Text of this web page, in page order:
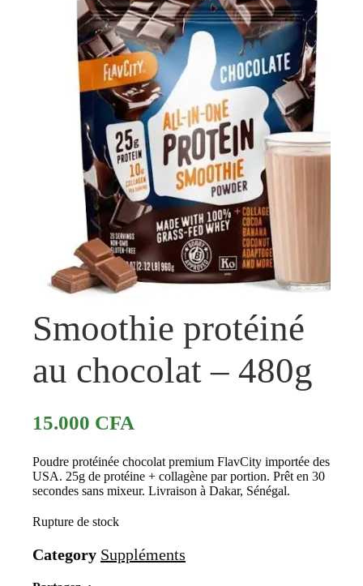
Smoothie protéiné
au chocolat – 480g
15.000 CFA
Poudre protéinée chocolat premium FlavCity importée des
USA. 25g de protéine + collagène par portion. Prêt en 30
secondes sans mixeur. Livraison à Dakar, Sénégal.
Rupture de stock
Category Suppléments